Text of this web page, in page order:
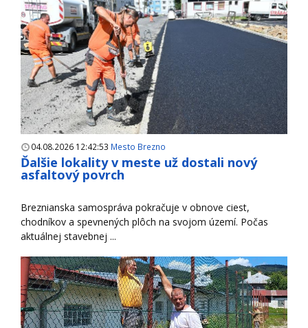
04.08.2026 12:42:53 Mesto Brezno
Ďalšie lokality v meste už dostali nový
asfaltový povrch
Breznianska samospráva pokračuje v obnove ciest,
chodníkov a spevnených plôch na svojom území. Počas
aktuálnej stavebnej ...